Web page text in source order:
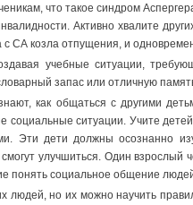
что такое синдром
Активно хвалите
козла отпущения, и
учебные ситуации,
запас или отличную
как общаться с другими
ситуации. Учите
Эти дети должны осознанно
улучшиться. Один
социальное общение
людей, но их можно научить